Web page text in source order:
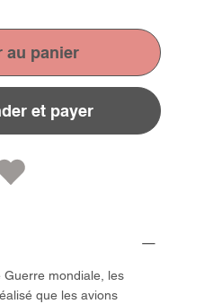
au panier
et payer
mondiale, les
que les avions